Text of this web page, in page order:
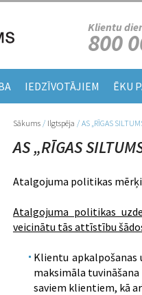
Klientu
800
IEDZĪVOTĀJIEM ĒKU
Jūs atrodaties šeit
Sākums / Ilgtspēja / AS „RĪGAS
AS „RĪGAS
Atalgojuma politikas
Atalgojuma politikas
veicinātu tās attīstību
Klientu apkalpošanas
maksimāla
saviem klientiem, kā